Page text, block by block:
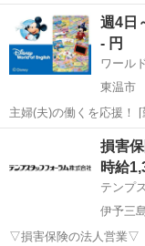
週4日
- 円
ワール
東温市
主婦(夫)の働くを応援！ [勤務日数]： 週4日~
10:00~17:00/10:00~16:00/
駅]： 愛媛県東温市 ※勤
東温市 営
損害
時給
テンプ
伊予三
▽損害保険の法人営業▽ ●訪問先はグループ企業メインで法人